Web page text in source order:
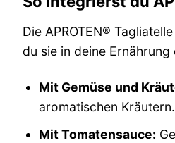
Die APROTEN®
du sie in deine Ernährung
Mit Gemüse und
aromatischen Kräutern.
Mit Tomatensauce: